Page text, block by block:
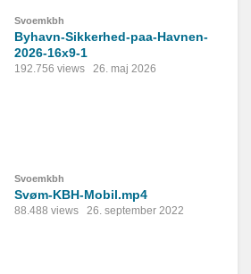
Svoemkbh
Byhavn-Sikkerhed-paa-Havnen-
2026-16x9-1
192.756 views 26. maj 2026
Svoemkbh
Svøm-KBH-Mobil.mp4
88.488 views 26. september 2022